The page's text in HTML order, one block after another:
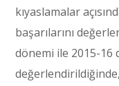
kıyaslamalar
başarılarını
dönemi ile 2015-16